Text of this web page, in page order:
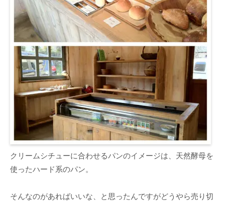
クリームシチューに合わせるパンのイメージは、天然酵母を
使ったハード系のパン。
そんなのがあればいいな、と思ったんですがどうやら売り切